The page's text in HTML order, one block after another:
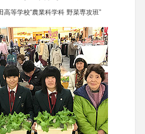
高等学校“農業科学科 野菜専攻班”